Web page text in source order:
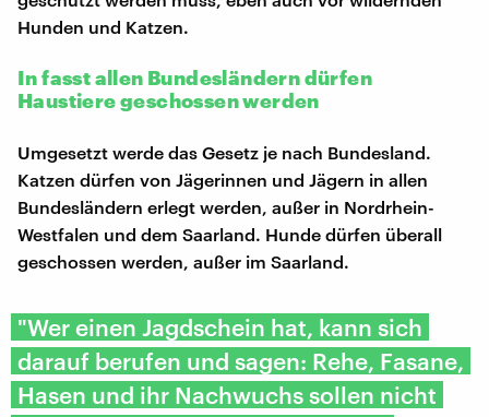
Hunden und Katzen.
In fasst allen Bundesländern dürfen
Haustiere geschossen werden
Umgesetzt werde das Gesetz je nach Bundesland.
Katzen dürfen von Jägerinnen und Jägern in allen
Bundesländern erlegt werden, außer in Nordrhein-
Westfalen und dem Saarland. Hunde dürfen überall
geschossen werden, außer im Saarland.
"Wer einen Jagdschein hat, kann sich
darauf berufen und sagen: Rehe, Fasane,
Hasen und ihr Nachwuchs sollen nicht